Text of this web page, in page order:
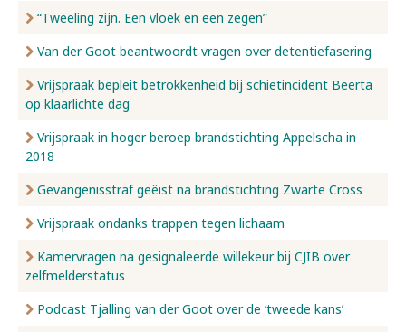
“Tweeling zijn. Een vloek en een zegen”
Van der Goot beantwoordt vragen over detentiefasering
Vrijspraak bepleit betrokkenheid bij schietincident Beerta
op klaarlichte dag
Vrijspraak in hoger beroep brandstichting Appelscha in
2018
Gevangenisstraf geëist na brandstichting Zwarte Cross
Vrijspraak ondanks trappen tegen lichaam
Kamervragen na gesignaleerde willekeur bij CJIB over
zelfmelderstatus
Podcast Tjalling van der Goot over de ‘tweede kans’